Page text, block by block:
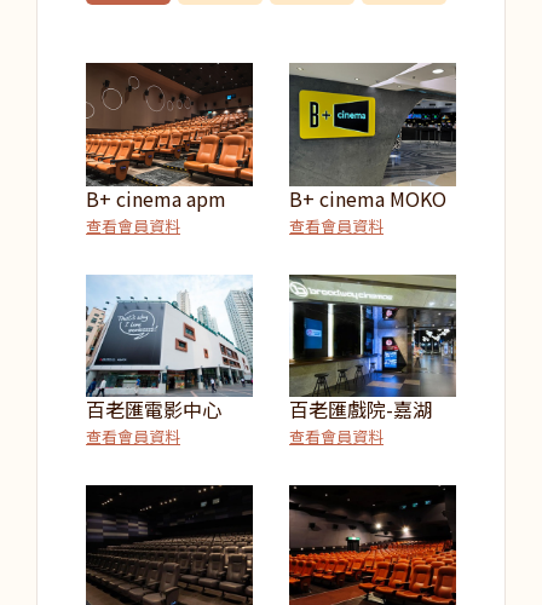
B+ cinema apm
查看會員資料
B+ cinema MOKO
查看會員資料
百老匯電影中心
查看會員資料
百老匯戲院-嘉湖
查看會員資料